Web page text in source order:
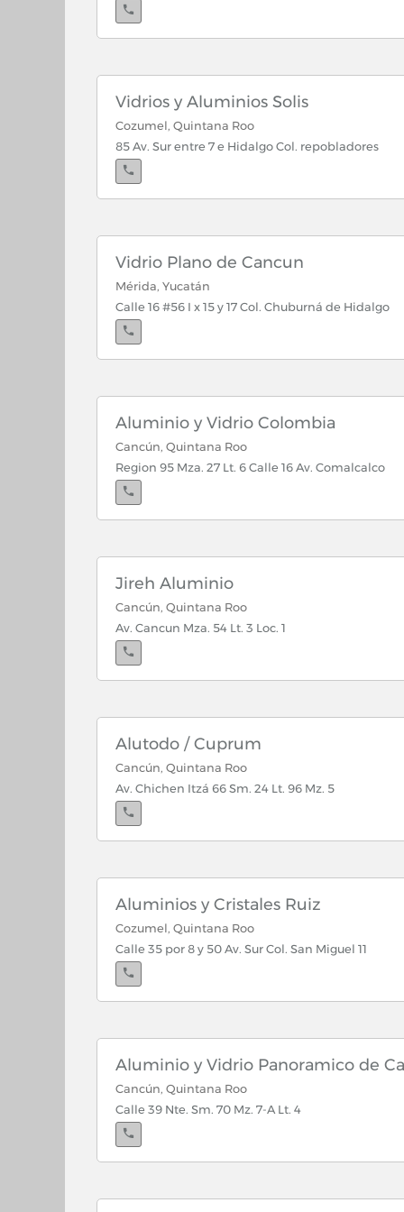
Vidrios y Aluminios Solis
Cozumel, Quintana Roo
85 Av. Sur entre 7 e Hidalgo Col. repobladores
Vidrio Plano de Cancun
Mérida, Yucatán
Calle 16 #56 I x 15 y 17 Col. Chuburná de Hidalgo
Aluminio y Vidrio Colombia
Cancún, Quintana Roo
Region 95 Mza. 27 Lt. 6 Calle 16 Av. Comalcalco
Jireh Aluminio
Cancún, Quintana Roo
Av. Cancun Mza. 54 Lt. 3 Loc. 1
Alutodo / Cuprum
Cancún, Quintana Roo
Av. Chichen Itzá 66 Sm. 24 Lt. 96 Mz. 5
Aluminios y Cristales Ruiz
Cozumel, Quintana Roo
Calle 35 por 8 y 50 Av. Sur Col. San Miguel 11
Aluminio y Vidrio Panoramico de
Cancún, Quintana Roo
Calle 39 Nte. Sm. 70 Mz. 7-A Lt. 4